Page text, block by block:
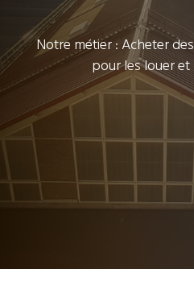
Notre métier : Acheter
pour les louer